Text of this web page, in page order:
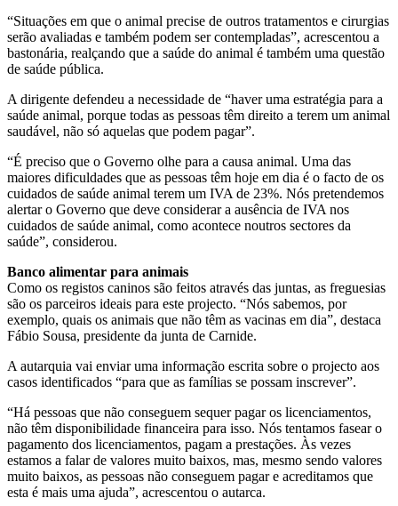
“Situações em que o animal precise de outros tratamentos e cirurgias
serão avaliadas e também podem ser contempladas”, acrescentou a
bastonária, realçando que a saúde do animal é também uma questão
de saúde pública.
A dirigente defendeu a necessidade de “haver uma estratégia para a
saúde animal, porque todas as pessoas têm direito a terem um animal
saudável, não só aquelas que podem pagar”.
“É preciso que o Governo olhe para a causa animal. Uma das
maiores dificuldades que as pessoas têm hoje em dia é o facto de os
cuidados de saúde animal terem um IVA de 23%. Nós pretendemos
alertar o Governo que deve considerar a ausência de IVA nos
cuidados de saúde animal, como acontece noutros sectores da
saúde”, considerou.
Banco alimentar para animais
Como os registos caninos são feitos através das juntas, as freguesias
são os parceiros ideais para este projecto. “Nós sabemos, por
exemplo, quais os animais que não têm as vacinas em dia”, destaca
Fábio Sousa, presidente da junta de Carnide.
A autarquia vai enviar uma informação escrita sobre o projecto aos
casos identificados “para que as famílias se possam inscrever”.
“Há pessoas que não conseguem sequer pagar os licenciamentos,
não têm disponibilidade financeira para isso. Nós tentamos fasear o
pagamento dos licenciamentos, pagam a prestações. Às vezes
estamos a falar de valores muito baixos, mas, mesmo sendo valores
muito baixos, as pessoas não conseguem pagar e acreditamos que
esta é mais uma ajuda”, acrescentou o autarca.